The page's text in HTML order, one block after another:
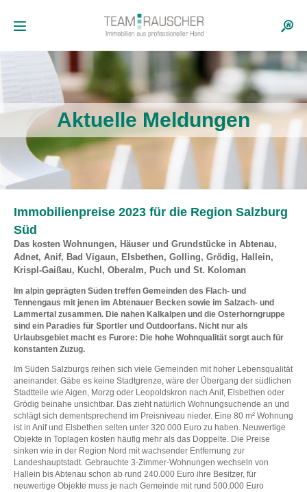
Aktuelle Meldungen
Immobilienpreise 2023 für die Region Salzburg
Süd
Das kosten Wohnungen, Häuser und Grundstücke in Abtenau,
Adnet, Anif, Bad Vigaun, Elsbethen, Golling, Grödig, Hallein,
Krispl-Gaißau, Kuchl, Oberalm, Puch und St. Koloman
Im alpin geprägten Süden treffen Gemeinden des Flach- und
Tennengaus mit jenen im Abtenauer Becken sowie im Salzach- und
Lammertal zusammen. Die nahen Kalkalpen und die Osterhorngruppe
sind ein Paradies für Sportler und Outdoorfans. Nicht nur als
Urlaubsgebiet macht es Furore: Die hohe Wohnqualität sorgt auch für
konstanten Zuzug.
Im Süden Salzburgs reihen sich viele Gemeinden mit hoher Lebensqualität
aneinander. Gäbe es keine Stadtgrenze, wäre der Übergang der südlichen
Stadtteile wie Aigen, Morzg oder Leopoldskron nach Anif, Elsbethen oder
Grödig beinahe unsichtbar. Das zieht natürlich Wohnungsuchende an und
schlägt sich dementsprechend im Preisniveau nieder. Eine 80 m² Wohnung
ist in Anif und Elsbethen selten unter 320.000 Euro zu haben. Neuwertige
Objekte in Toplagen kosten häufig mehr als das Doppelte. Die Preise
sinken wie in der Region Nord mit wachsender Entfernung zur
Landeshauptstadt. Gebrauchte 3-Zimmer-Wohnungen wechseln von
Hallein bis Abtenau schon ab rund 240.000 Euro ihre Besitzer, für
neuwertige Objekte muss je nach Gemeinde mit rund 500.000 Euro